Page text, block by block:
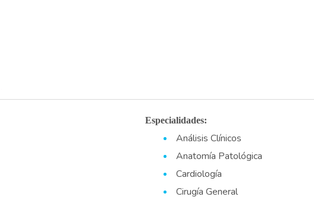
Especialidades:
Análisis Clínicos
Anatomía Patológica
Cardiología
Cirugía General